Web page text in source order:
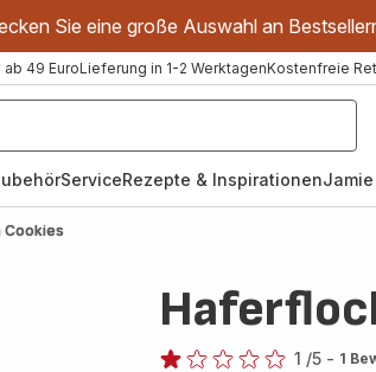
Sie eine große Auswahl an
ab 49 EuroLieferung in 1-2 WerktagenKostenfreie
ServiceRezepte & Inspirationen
Cookies
1 /5 - 1